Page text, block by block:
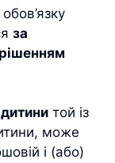
за
той із
може
і (або)